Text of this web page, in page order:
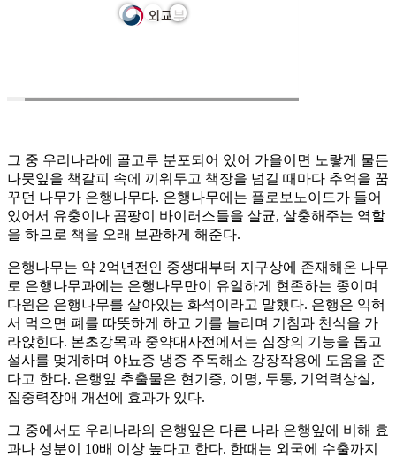
그 중 우리나라에 골고루 분포되어 있어 가을이면 노랗게 물든
나뭇잎을 책갈피 속에 끼워두고 책장을 넘길 때마다 추억을 꿈
꾸던 나무가 은행나무다. 은행나무에는 플로보노이드가 들어
있어서 유충이나 곰팡이 바이러스들을 살균, 살충해주는 역할
을 하므로 책을 오래 보관하게 해준다.
은행나무는 약 2억년전인 중생대부터 지구상에 존재해온 나무
로 은행나무과에는 은행나무만이 유일하게 현존하는 종이며
다윈은 은행나무를 살아있는 화석이라고 말했다. 은행은 익혀
서 먹으면 폐를 따뜻하게 하고 기를 늘리며 기침과 천식을 가
라앉힌다. 본초강목과 중약대사전에서는 심장의 기능을 돕고
설사를 멎게하며 야뇨증 냉증 주독해소 강장작용에 도움을 준
다고 한다. 은행잎 추출물은 현기증, 이명, 두통, 기억력상실,
집중력장애 개선에 효과가 있다.
그 중에서도 우리나라의 은행잎은 다른 나라 은행잎에 비해 효
과나 성분이 10배 이상 높다고 한다. 한때는 외국에 수출까지